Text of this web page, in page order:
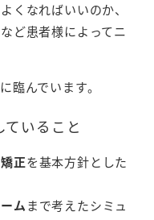
くなればいいのか、
ど患者様によってニ
臨んでいます。
いること
正を基本方針とした
ムまで考えたシミュ